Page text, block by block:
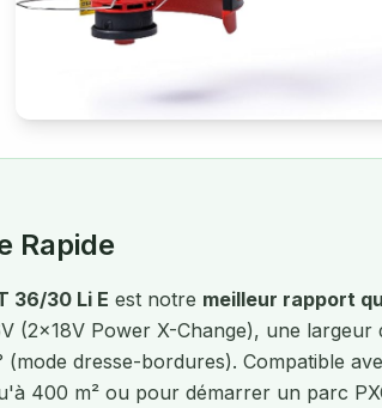
Rapide
36/30 Li E est notre meilleur rapport
(2×18V Power X-Change), une
(mode dresse-bordures). Compatible
400 m² ou pour démarrer un parc